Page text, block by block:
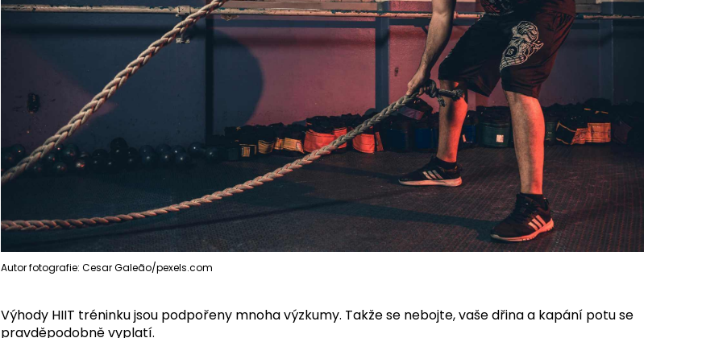
Autor fotografie: Cesar Galeão/pexels.com
Výhody HIIT tréninku jsou podpořeny mnoha výzkumy. Takže se nebojte, vaše dřina a kapání potu se
pravděpodobně vyplatí.